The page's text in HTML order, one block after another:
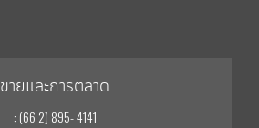
ขายและการตลาด
: (66 2) 895- 4141